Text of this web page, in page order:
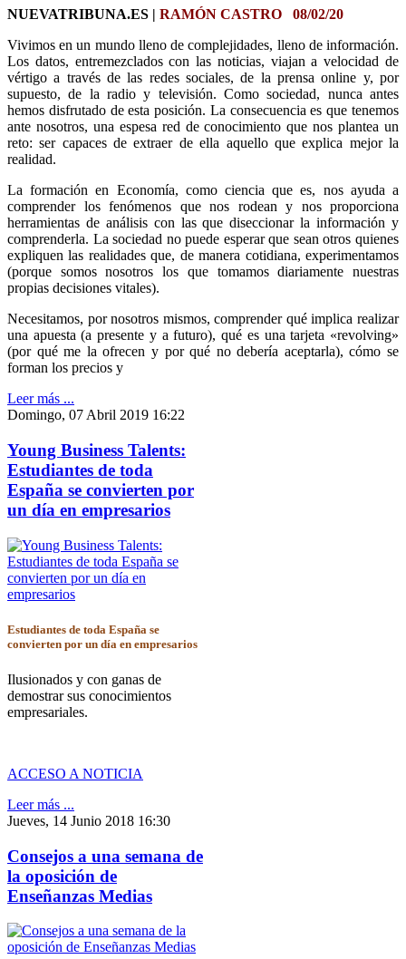
NUEVATRIBUNA.ES | RAMÓN CASTRO 08/02/20
Vivimos en un mundo lleno de complejidades, lleno de información.
Los datos, entremezclados con las noticias, viajan a velocidad de
vértigo a través de las redes sociales, de la prensa online y, por
supuesto, de la radio y televisión. Como sociedad, nunca antes
hemos disfrutado de esta posición. La consecuencia es que tenemos
ante nosotros, una espesa red de conocimiento que nos plantea un
reto: ser capaces de extraer de ella aquello que explica mejor la
realidad.
La formación en Economía, como ciencia que es, nos ayuda a
comprender los fenómenos que nos rodean y nos proporciona
herramientas de análisis con las que diseccionar la información y
comprenderla. La sociedad no puede esperar que sean otros quienes
expliquen las realidades que, de manera cotidiana, experimentamos
(porque somos nosotros los que tomamos diariamente nuestras
propias decisiones vitales).
Necesitamos, por nosotros mismos, comprender qué implica realizar
una apuesta (a presente y a futuro), qué es una tarjeta «revolving»
(por qué me la ofrecen y por qué no debería aceptarla), cómo se
forman los precios y
Leer más ...
Domingo, 07 Abril 2019 16:22
Young Business Talents:
Estudiantes de toda
España se convierten por
un día en empresarios
Estudiantes de toda España se
convierten por un día en empresarios
Ilusionados y con ganas de
demostrar sus conocimientos
empresariales.
ACCESO A NOTICIA
Leer más ...
Jueves, 14 Junio 2018 16:30
Consejos a una semana de
la oposición de
Enseñanzas Medias